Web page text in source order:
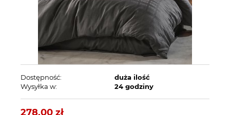
Dostępność:
duża ilość
Wysyłka w:
24 godziny
278,00 zł